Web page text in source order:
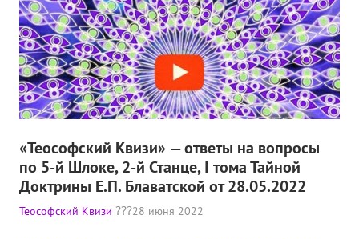
«Теософский Квизи» — ответы на вопросы
по 5-й Шлоке, 2-й Станце, I тома Тайной
Доктрины Е.П. Блаватской от 28.05.2022
Теософский Квизи 28 июня 2022